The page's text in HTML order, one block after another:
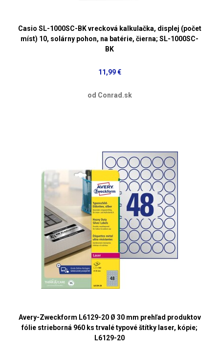
Casio SL-1000SC-BK vrecková kalkulačka, displej (počet
míst) 10, solárny pohon, na batérie, čierna; SL-1000SC-
BK
11,99 €
od Conrad.sk
Avery-Zweckform L6129-20 Ø 30 mm prehľad produktov
fólie strieborná 960 ks trvalé typové štítky laser, kópie;
L6129-20